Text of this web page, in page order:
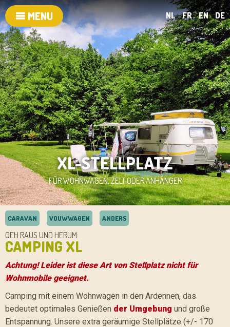
MENU NL FR EN DE
XL-STELLPLATZ
FÜR WOHNWAGEN, ZELT ODER ANHÄNGER
CARAVAN VOUWWAGEN ANDERS
GEH RAUS UND HERUM:
CAMPING XL
Achtung! Leider ist diese Art von Stellplatz nicht für
Wohnmobile geeignet.
Camping mit einem Wohnwagen in den Ardennen, das
bedeutet optimales Genießen der Umgebung und große
Entspannung. Unsere extra geräumige Stellplätze (+/- 170